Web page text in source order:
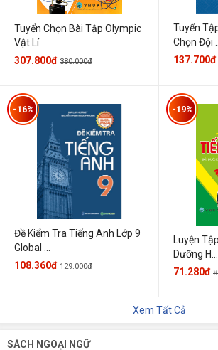
Tuyển Chọn Bài Tập Olympic
Vật Lí
307.800đ 380.000đ
Tuyển
Chọn Đội
137.700đ
Đề Kiểm Tra Tiếng Anh Lớp 9
Global ...
-16%
108.360đ 129.000đ
Luyện
Dưỡng H...
-19%
71.280đ
Xem Tất Cả
SÁCH NGOẠI NGỮ